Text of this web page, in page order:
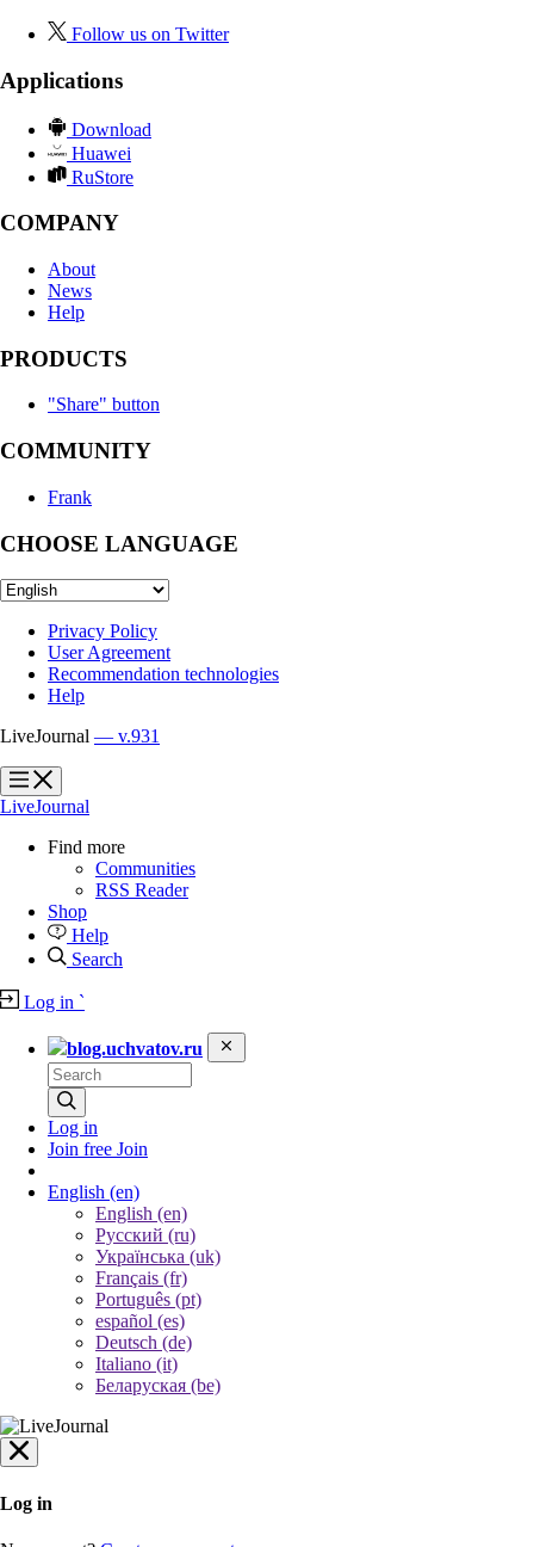
Follow us on Twitter
Applications
Download
Huawei
RuStore
COMPANY
About
News
Help
PRODUCTS
"Share" button
COMMUNITY
Frank
CHOOSE LANGUAGE
Privacy Policy
User Agreement
Recommendation technologies
Help
LiveJournal — v.931
?
?
LiveJournal
Find more
Communities
RSS Reader
Shop
Help
Search
Log in `
blog.uchvatov.ru
Log in
Join free Join
English (en)
English (en)
Русский (ru)
Українська (uk)
Français (fr)
Português (pt)
español (es)
Deutsch (de)
Italiano (it)
Беларуская (be)
Log in